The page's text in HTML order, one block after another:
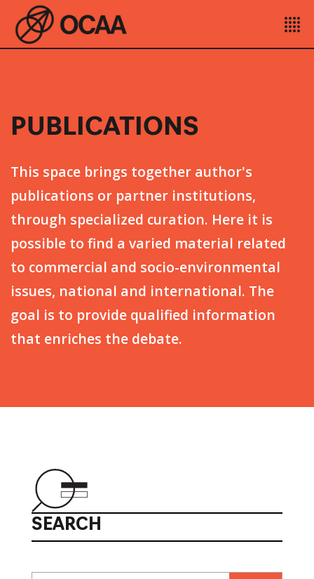
PUBLICATIONS
This space brings together author's
publications or partner institutions,
through specialized curation. Here it is
possible to find a varied material related
to commercial and socio-environmental
issues, national and international. The
goal is to provide qualified information
that enriches the debate.
SEARCH